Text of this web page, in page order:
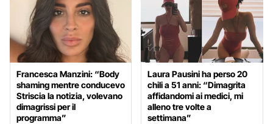
Francesca Manzini: “Body
shaming mentre conducevo
Striscia la notizia, volevano
dimagrissi per il
programma”
Laura Pausini ha perso 20
chili a 51 anni: “Dimagrita
affidandomi ai medici, mi
alleno tre volte a
settimana”